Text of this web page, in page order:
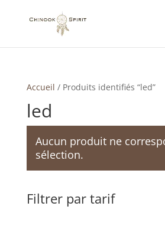
Accueil / Produits identifiés “led”
led
Aucun produit ne
sélection.
Filtrer par tarif